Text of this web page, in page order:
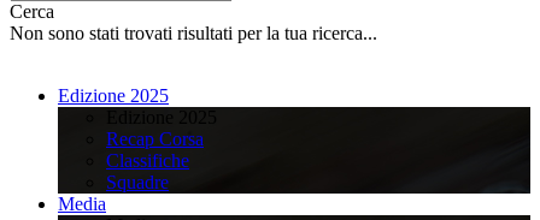
Cerca
Non sono stati trovati risultati per la tua ricerca...
Edizione 2025
Recap Corsa
Classifiche
Squadre
Media